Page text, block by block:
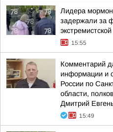
Лидера
задержали за
15:55
Комментарий
информации и
России по
области,
Дмитрий
15:49